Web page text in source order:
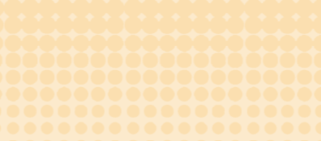
製造職 ・技術開発職